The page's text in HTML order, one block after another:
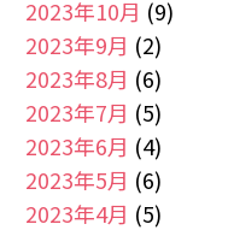
2023年10月 (9)
2023年9月 (2)
2023年8月 (6)
2023年7月 (5)
2023年6月 (4)
2023年5月 (6)
2023年4月 (5)